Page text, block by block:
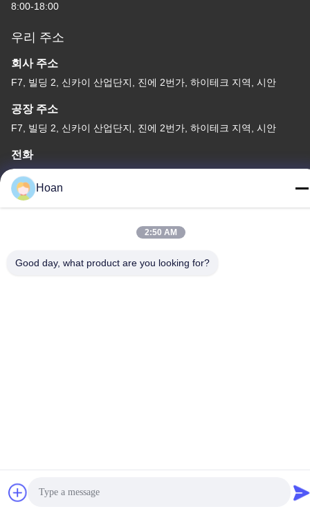
8:00-18:00
우리 주소
회사 주소
F7, 빌딩 2, 신카이 산업단지, 진에 2번가, 하이테크 지역, 시안
공장 주소
F7, 빌딩 2, 신카이 산업단지, 진에 2번가, 하이테크 지역, 시안
전화
86--18740357801
Hoan
2:50 AM
Good day, what product are you looking for?